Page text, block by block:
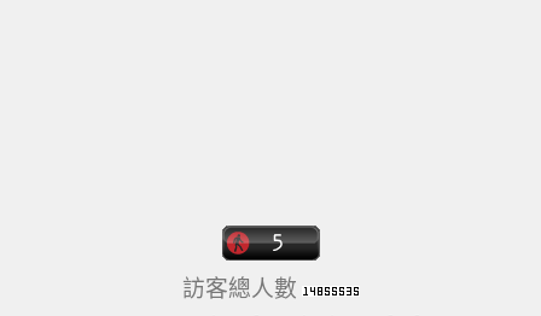
訪客總人數